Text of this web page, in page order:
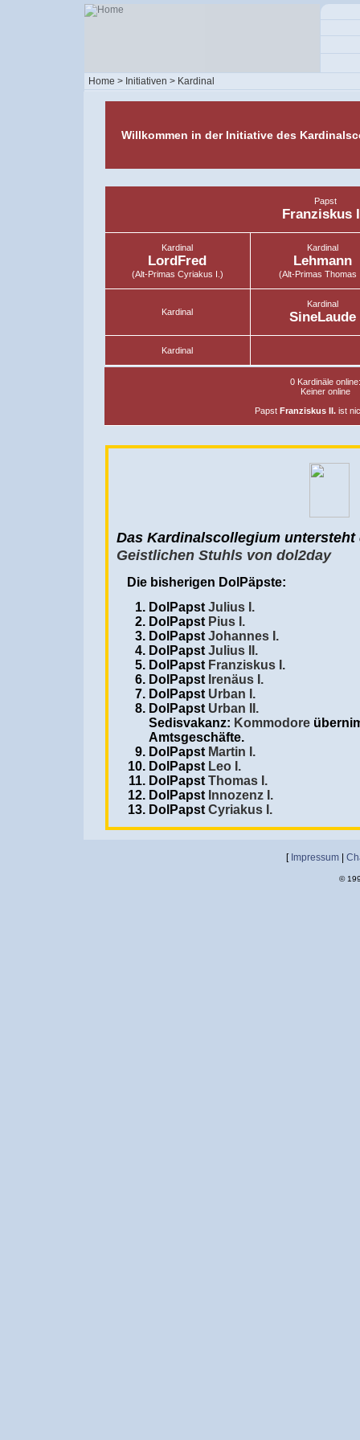
Home > Initiativen > Kardinal
Willkommen in der Initiative des
Papst
Franziskus
Kardinal
LordFred
(Alt-Primas Cyriakus I.)
Kardinal
Lehmann
(Alt-Primas Thomas
Kardinal
Kardinal
SineLaude
Kardinal
0
online:
Keiner online
Papst Franziskus II. ist
Das Kardinalscollegium untersteht
Geistlichen Stuhls von dol2day
Die bisherigen DolPäpste:
DolPapst Julius I.
DolPapstPius I.
DolPapst Johannes I.
DolPapst Julius II.
DolPapst Franziskus I.
DolPapst Irenäus I.
DolPapst Urban I.
DolPapst Urban II.
Sedisvakanz: Kommodore
Amtsgeschäfte.
DolPapst Martin I.
DolPapst Leo I.
DolPapst Thomas I.
DolPapst Innozenz I.
DolPapst Cyriakus I.
[ Impressum
©